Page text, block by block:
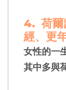
4. 荷
經、更
女性的一
其中多與